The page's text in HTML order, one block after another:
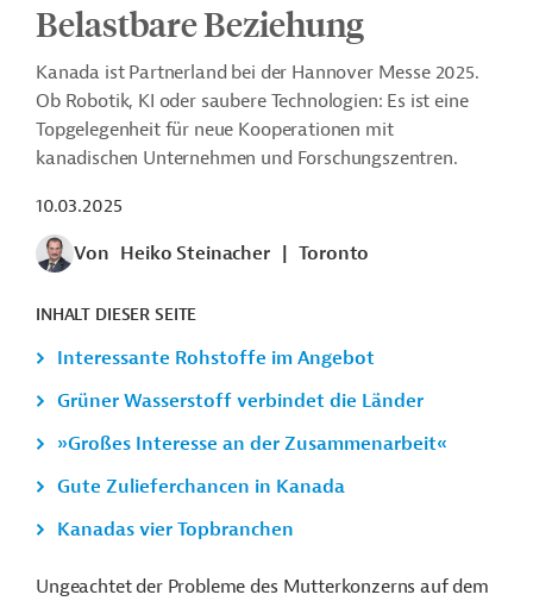
Belastbare Beziehung
Kanada ist Partnerland bei der Hannover Messe 2025.
Ob Robotik, KI oder saubere Technologien: Es ist eine
Topgelegenheit für neue Kooperationen mit
kanadischen Unternehmen und Forschungszentren.
10.03.2025
Von Heiko Steinacher Toronto
INHALT DIESER SEITE
Interessante Rohstoffe im Angebot
Grüner Wasserstoff verbindet die Länder
»Großes Interesse an der Zusammenarbeit«
Gute Zulieferchancen in Kanada
Kanadas vier Topbranchen
Ungeachtet der Probleme des Mutterkonzerns auf dem